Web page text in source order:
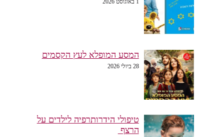
המסע המופלא לעץ הקסמים
28 ביולי 2026
טיפולי הידרותרפיה לילדים על
הרצף